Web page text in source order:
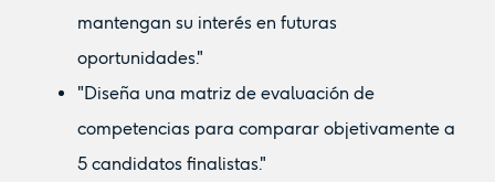
mantengan su interés en futuras
oportunidades."
"Diseña una matriz de evaluación de
competencias para comparar objetivamente a
5 candidatos finalistas."